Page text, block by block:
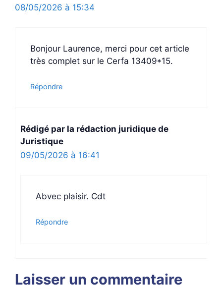
08/05/2026 à 15:34
Bonjour Laurence, merci pour cet article
très complet sur le Cerfa 13409*15.
Répondre
Rédigé par la rédaction juridique de
Juristique
09/05/2026 à 16:41
Abvec plaisir. Cdt
Répondre
Laisser un commentaire